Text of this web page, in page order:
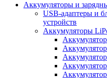
Аккумуляторы и
USB-адаптеры и
устройств
Аккумуляторы